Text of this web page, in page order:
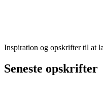
Inspiration og opskrifter til at
Seneste opskrifter